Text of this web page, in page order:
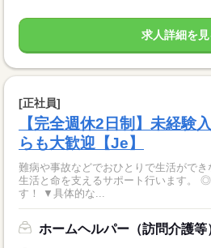
求人詳細を見
[正社員]
【完全週休2日制】未経験
らも大歓迎【Je】
難病や事故などでおひとりで生活がで
生活と命を支えるサポート行います。 ◎未経験から始める方が8割で
す！ ▼具体的な...
ホームヘルパー（訪問介護等